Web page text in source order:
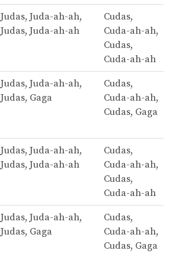
Judas, Juda-ah-ah,
Judas, Juda-ah-ah
Cudas,
Cuda-ah-ah,
Cudas,
Cuda-ah-ah
Judas, Juda-ah-ah,
Judas, Gaga
Cudas,
Cuda-ah-ah,
Cudas, Gaga
Judas, Juda-ah-ah,
Judas, Juda-ah-ah
Cudas,
Cuda-ah-ah,
Cudas,
Cuda-ah-ah
Judas, Juda-ah-ah,
Judas, Gaga
Cudas,
Cuda-ah-ah,
Cudas, Gaga